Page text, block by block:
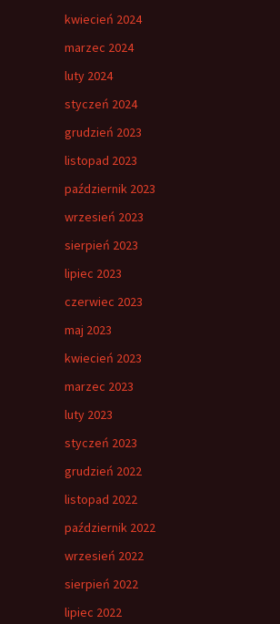
kwiecień 2024
marzec 2024
luty 2024
styczeń 2024
grudzień 2023
listopad 2023
październik 2023
wrzesień 2023
sierpień 2023
lipiec 2023
czerwiec 2023
maj 2023
kwiecień 2023
marzec 2023
luty 2023
styczeń 2023
grudzień 2022
listopad 2022
październik 2022
wrzesień 2022
sierpień 2022
lipiec 2022